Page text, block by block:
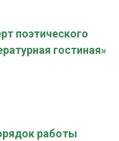
поэтического
гостиная»
работы